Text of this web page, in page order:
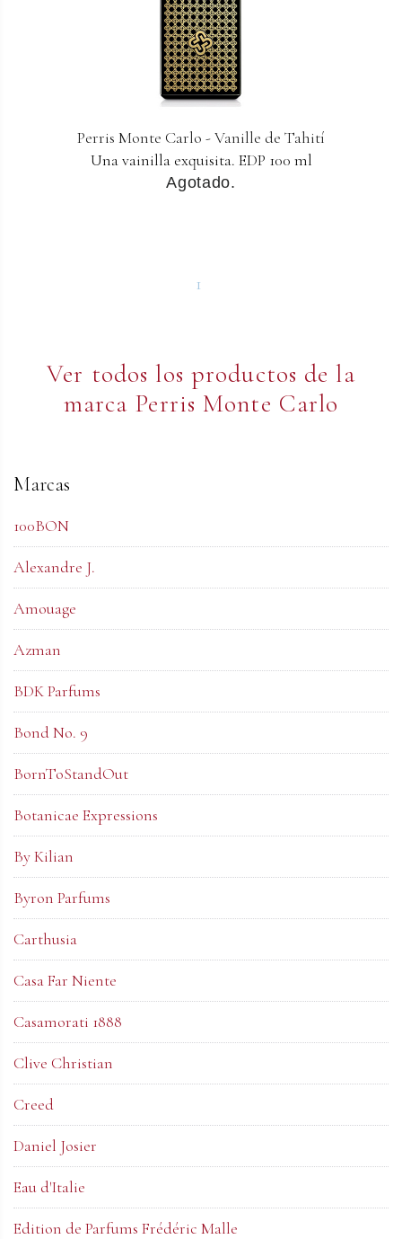
Perris Monte Carlo - Vanille de Tahití
Una vainilla exquisita. EDP 100 ml
Agotado.
1
Ver todos los productos de la
marca Perris Monte Carlo
Marcas
100BON
Alexandre J.
Amouage
Azman
BDK Parfums
Bond No. 9
BornToStandOut
Botanicae Expressions
By Kilian
Byron Parfums
Carthusia
Casa Far Niente
Casamorati 1888
Clive Christian
Creed
Daniel Josier
Eau d'Italie
Edition de Parfums Frédéric Malle